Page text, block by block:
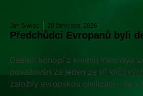
Jan Siwiec 20 července, 2026
Předchůdci Evropanů byli
Dealeři konopí z kmenu Yamnaya
považován za jeden ze tří
založily evropskou civilizaci – se v